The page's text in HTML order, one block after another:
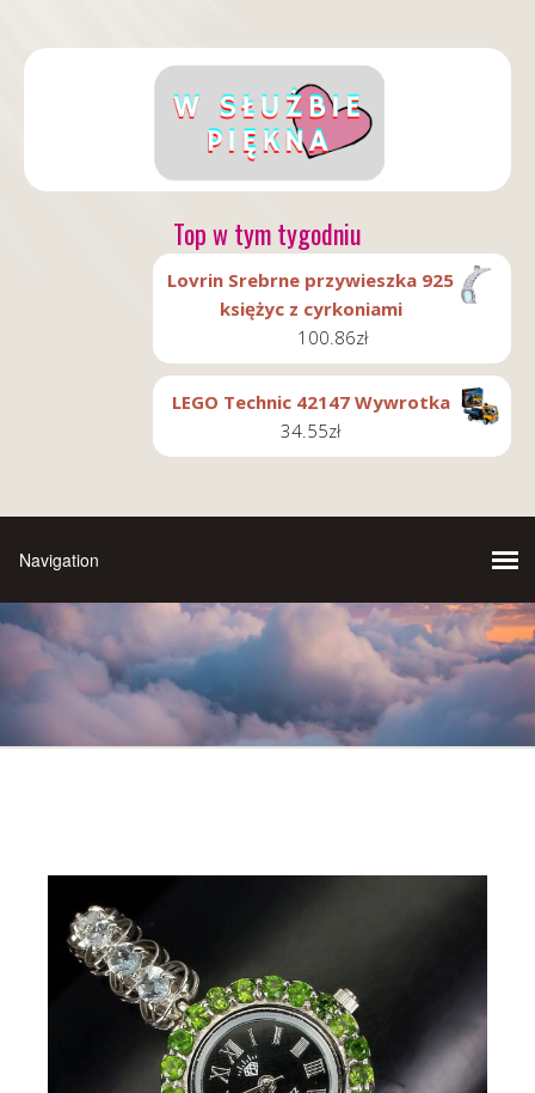
Top w tym tygodniu
Lovrin Srebrne przywieszka 925
księżyc z cyrkoniami
100.86zł
LEGO Technic 42147 Wywrotka
34.55zł